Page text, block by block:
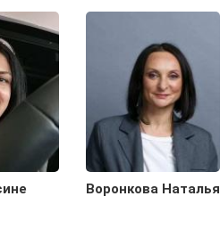
Воронкова Наталья